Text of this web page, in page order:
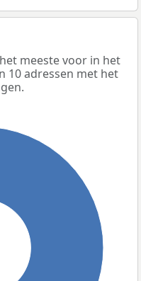
meeste voor in het
10 adressen met het